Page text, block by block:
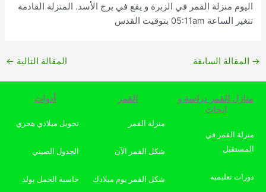
اليوم منزلة القمر في الزبرة و يقع في برج الأسد. المنزلة القادمة
تتغير الساعة 05:11am بتوقيت القدس
→ المقالة السابقة المقالة التالية ←
منازل القمر دراسة و
ابحاث
منزلة القمر في
المستقبل
دورات تعليميه
القمر
منزلة القمر
شكل القمر الآن
شكل القمر يوم ميلادك
أدوات
تحويل ميلادي هجري
الجدول الصيني
حاسبة الحمل بولد